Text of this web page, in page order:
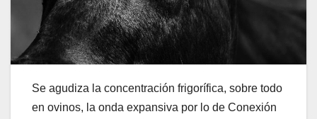
Se agudiza la concentración frigorífica, sobre todo
en ovinos, la onda expansiva por lo de Conexión